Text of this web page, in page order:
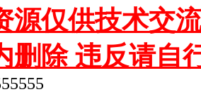
源仅供技术交
删除 违反请自